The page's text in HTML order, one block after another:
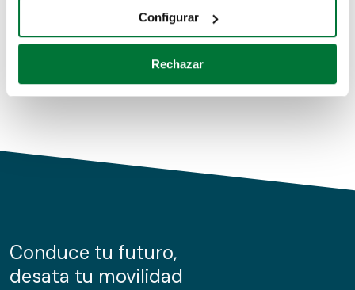
Identificar su dispositivo analizándolo activamente
para buscar características específicas (huellas
Obtenga más información sobre cómo se procesan sus
de cookies.
información sobre el uso que haga del sitio web con
nuestros partners de redes sociales, publicidad y análisis
Configurar
Rechazar
Conduce tu futuro,
desata tu movilidad